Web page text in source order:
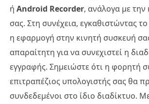
ή Android Recorder, ανάλογα με την
σας. Στη συνέχεια, εγκαθιστώντας το
η εφαρμογή στην κινητή συσκευή
απαραίτητη για να συνεχιστεί η
εγγραφής. Σημειώστε ότι η φορητή
επιτραπέζιος υπολογιστής σας θα
συνδεδεμένοι στο ίδιο διαδίκτυο.